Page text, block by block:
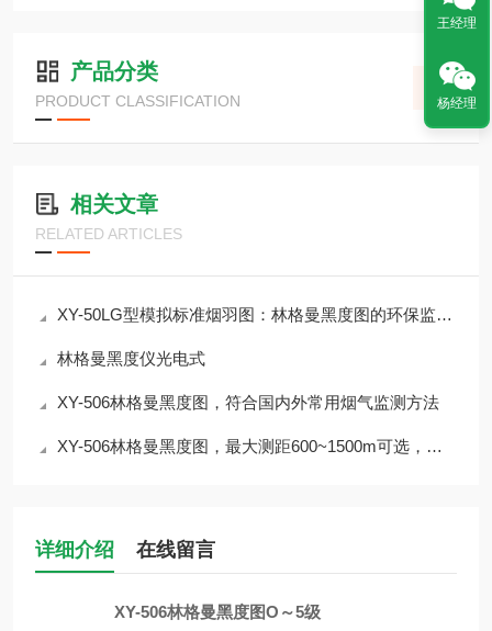
产品分类
PRODUCT CLASSIFICATION
相关文章
RELATED ARTICLES
XY-50LG型模拟标准烟羽图：林格曼黑度图的环保监测利器
林格曼黑度仪光电式
XY-506林格曼黑度图，符合国内外常用烟气监测方法
XY-506林格曼黑度图，最大测距600~1500m可选，集测距/测速/测角/测高于一体
详细介绍 在线留言
XY-506林格曼黑度图O～5级
王经理
杨经理